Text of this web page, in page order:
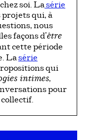
soi. Lasérie
projets qui, à
nous
façons d’être
cette période
Lasérie
qui
intimes,
pour